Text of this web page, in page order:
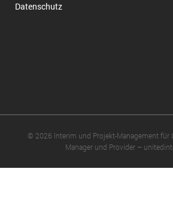
Datenschutz
© 2026 Interim und Projekt-Management für
Manager und Provider –